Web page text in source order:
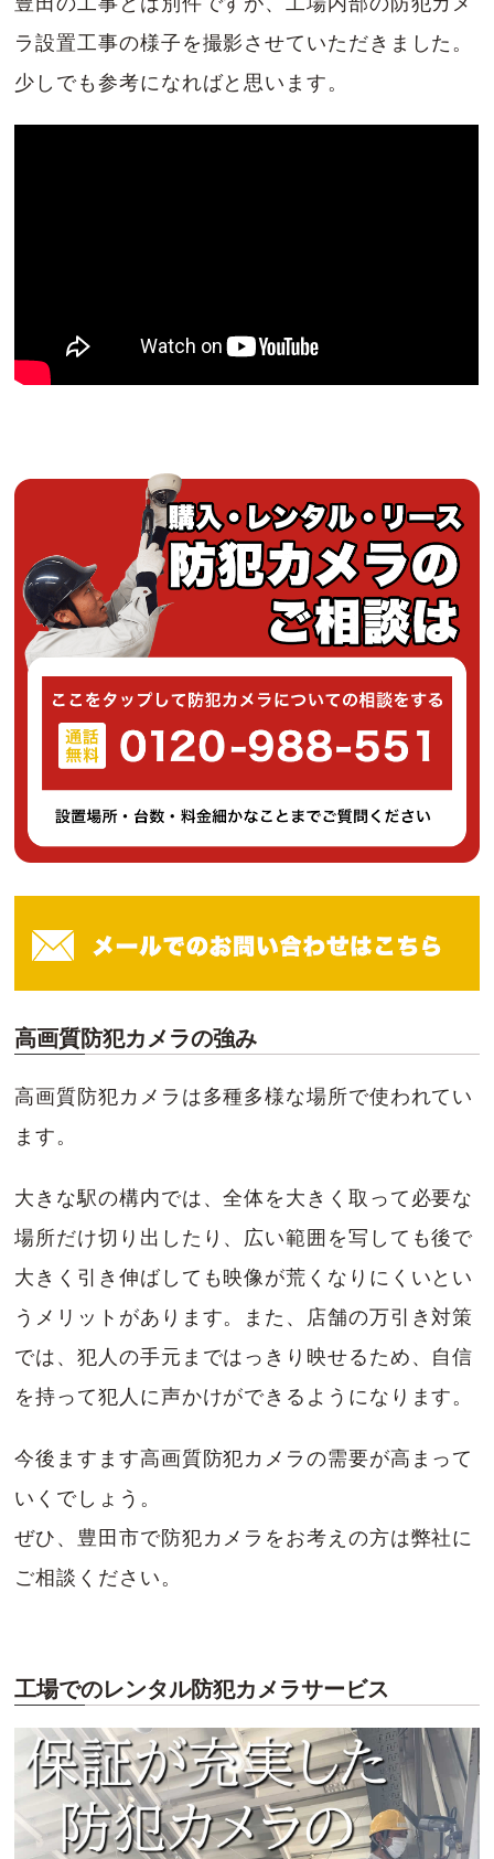
ラ設置工事の様子を撮影させていただきました。
少しでも参考になればと思います。
高画質防犯カメラの強み
高画質防犯カメラは多種多様な場所で使われてい
ます。
大きな駅の構内では、全体を大きく取って必要な
場所だけ切り出したり、広い範囲を写しても後で
大きく引き伸ばしても映像が荒くなりにくいとい
うメリットがあります。また、店舗の万引き対策
では、犯人の手元まではっきり映せるため、自信
を持って犯人に声かけができるようになります。
今後ますます高画質防犯カメラの需要が高まって
いくでしょう。
ぜひ、豊田市で防犯カメラをお考えの方は弊社に
ご相談ください。
工場でのレンタル防犯カメラサービス